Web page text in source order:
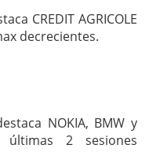
CREDIT AGRICOLE
decrecientes.
NOKIA, BMW y
últimas 2 sesiones